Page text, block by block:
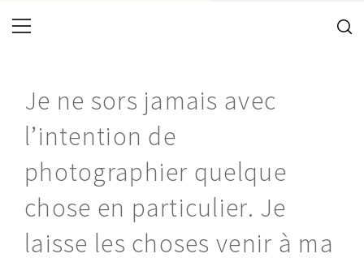
Primary
Je ne sors jamais avec
l’intention de
photographier quelque
chose en particulier. Je
laisse les choses venir à ma